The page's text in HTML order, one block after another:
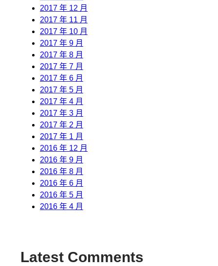
2017 年 12 月
2017 年 11 月
2017 年 10 月
2017 年 9 月
2017 年 8 月
2017 年 7 月
2017 年 6 月
2017 年 5 月
2017 年 4 月
2017 年 3 月
2017 年 2 月
2017 年 1 月
2016 年 12 月
2016 年 9 月
2016 年 8 月
2016 年 6 月
2016 年 5 月
2016 年 4 月
Latest Comments